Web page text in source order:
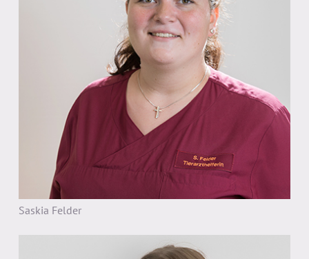
Saskia Felder